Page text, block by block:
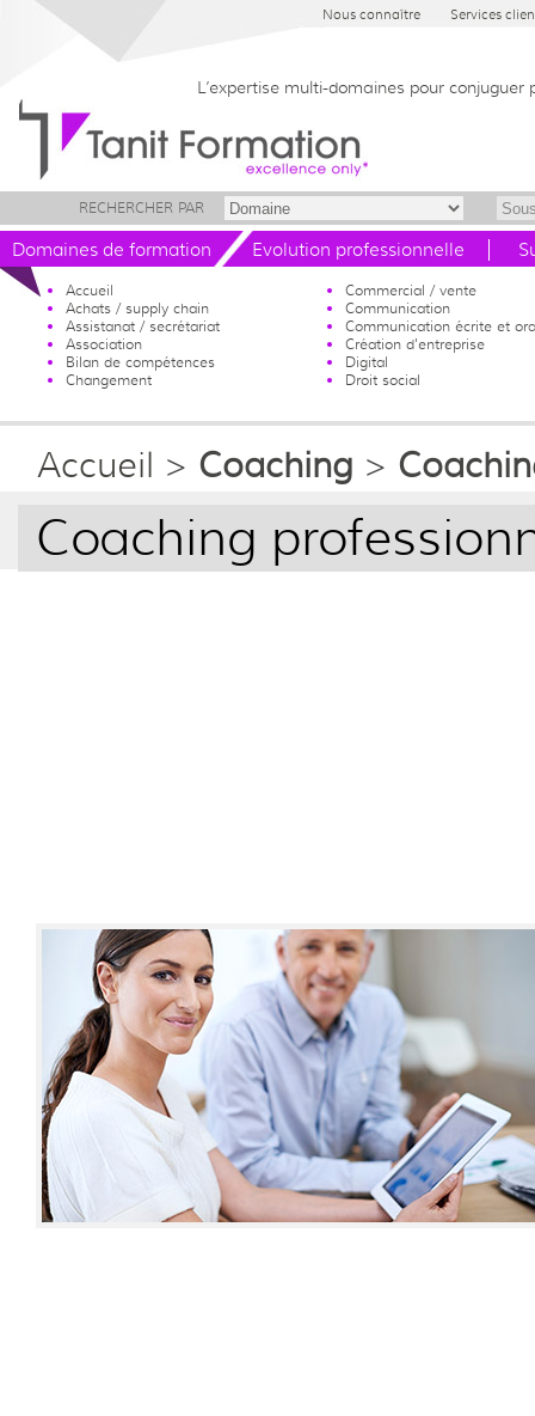
Nous connaître Services
L’expertise multi-domaines pour
RECHERCHER PAR
Domaines de formation Evolution professionnelle
Accueil
Achats / supply chain
Assistanat / secrétariat
Association
Bilan de compétences
Changement
Commercial / vente
Communication
Communication écrite et
Création d'entreprise
Digital
Droit social
Accueil > Coaching >
Coaching